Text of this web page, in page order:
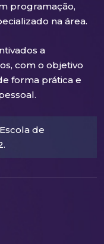
programação,
na área.
a
com o objetivo
forma prática e
de